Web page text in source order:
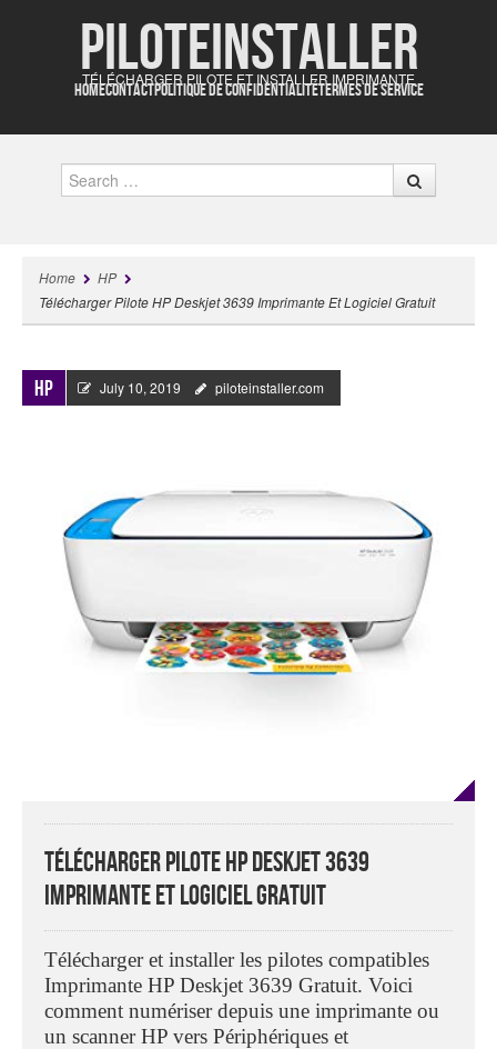
Piloteinstaller
TÉLÉCHARGER PILOTE ET INSTALLER IMPRIMANTE
HOMECONTACTPOLITIQUE DE CONFIDENTIALITÉTERMES DE SERVICE
Search
Home
HP
Télécharger Pilote HP Deskjet 3639 Imprimante Et Logiciel Gratuit
HP July 10, 2019 piloteinstaller.com
Télécharger Pilote HP Deskjet 3639
Imprimante Et Logiciel Gratuit
Télécharger et installer les pilotes compatibles
Imprimante HP Deskjet 3639 Gratuit. Voici
comment numériser depuis une imprimante ou
un scanner HP vers Périphériques et